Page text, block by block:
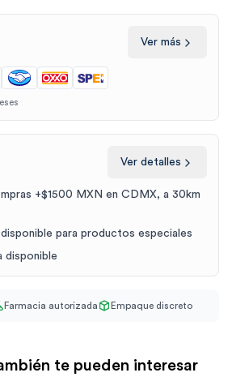
Ver más
Ver detalles
+$1500 MXN en CDMX, a 30km
para productos especiales
disponible
Farmacia autorizada Empaque discreto
te pueden interesar